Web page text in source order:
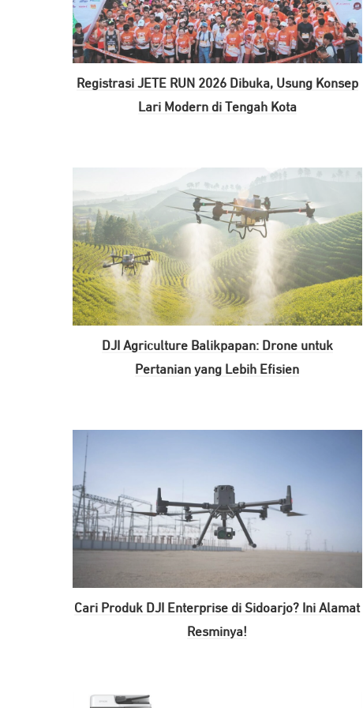
Registrasi JETE RUN 2026 Dibuka, Usung Konsep
Lari Modern di Tengah Kota
DJI Agriculture Balikpapan: Drone untuk
Pertanian yang Lebih Efisien
Cari Produk DJI Enterprise di Sidoarjo? Ini Alamat
Resminya!